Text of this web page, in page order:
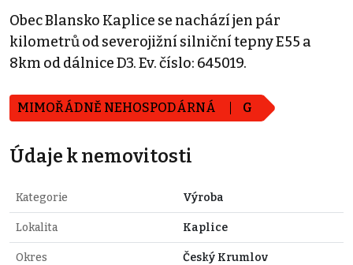
Obec Blansko Kaplice se nachází jen pár
kilometrů od severojižní silniční tepny E55 a
8km od dálnice D3. Ev. číslo: 645019.
MIMOŘÁDNĚ NEHOSPODÁRNÁ G
Údaje k nemovitosti
Kategorie Výroba
Lokalita Kaplice
Okres Český Krumlov